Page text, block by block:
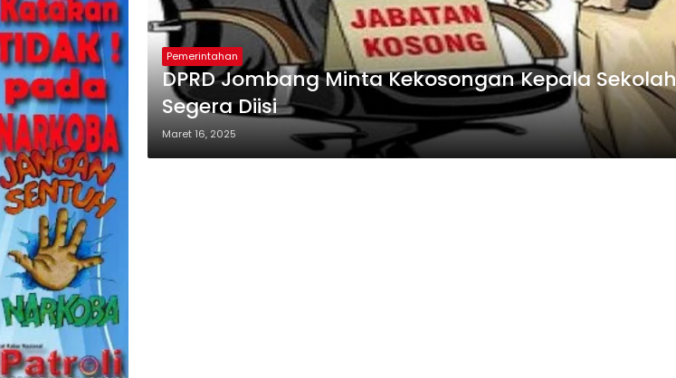
Pemerintahan
DPRD Jombang Minta Kekosongan Kepala Sekolah
Segera Diisi
Maret 16, 2025